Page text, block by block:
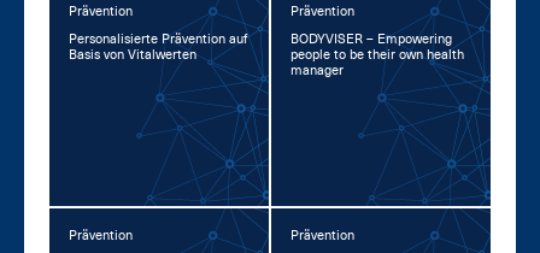
Prävention
Per­so­na­li­sier­te Prä­ven­ti­on auf
Ba­sis von Vi­tal­wer­ten
Prävention
BO­DY­VI­SER – Em­power­ing
peop­le to be their own health
ma­na­ger
Prävention
Prävention